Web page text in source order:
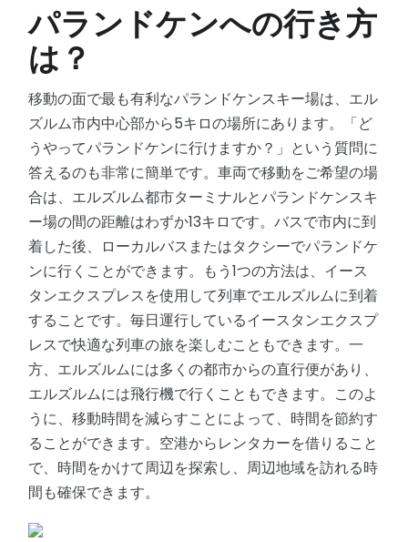
パランドケンへの行き方
は？
移動の面で最も有利なパランドケンスキー場は、エル
ズルム市内中心部から5キロの場所にあります。「ど
うやってパランドケンに行けますか？」という質問に
答えるのも非常に簡単です。車両で移動をご希望の場
合は、エルズルム都市ターミナルとパランドケンスキ
ー場の間の距離はわずか13キロです。バスで市内に到
着した後、ローカルバスまたはタクシーでパランドケ
ンに行くことができます。もう1つの方法は、イース
タンエクスプレスを使用して列車でエルズルムに到着
することです。毎日運行しているイースタンエクスプ
レスで快適な列車の旅を楽しむこともできます。一
方、エルズルムには多くの都市からの直行便があり、
エルズルムには飛行機で行くこともできます。このよ
うに、移動時間を減らすことによって、時間を節約す
ることができます。空港からレンタカーを借りること
で、時間をかけて周辺を探索し、周辺地域を訪れる時
間も確保できます。